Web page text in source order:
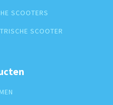
SCOOTERS
SCOOTER